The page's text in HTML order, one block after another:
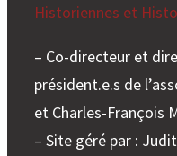
Historiennes et
– Co-directeur et
président.e.s de
et Charles-François
– Site géré par :